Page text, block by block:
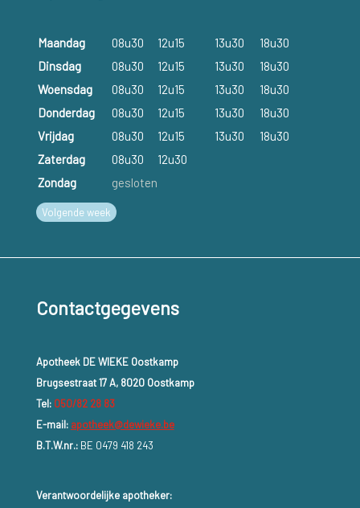
Maandag 08u30 12u15 13u30
18u30
Dinsdag
08u30 12u15 13u30
18u30
Woensdag
08u30 12u15 13u30
18u30
Donderdag
08u30 12u15 13u30
18u30
Vrijdag
08u30 12u15 13u30
18u30
Zaterdag
08u30
12u30
Zondag
gesloten
Volgende week
Contactgegevens
Apotheek DE WIEKE Oostkamp
Brugsestraat 17 A, 8020 Oostkamp
Tel: 050/82 28 83
E-mail: apotheek@dewieke.be
B.T.W.nr.:BE 0479 418 243
Verantwoordelijke apotheker: